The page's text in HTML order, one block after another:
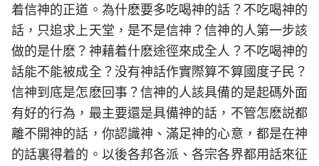
着信神的正道。為什麽要多吃喝神的話？不吃喝神的
話，只追求上天堂，是不是信神？信神的人第一步該
做的是什麽？神藉着什麽途徑來成全人？不吃喝神的
話能不能被成全？没有神話作實際算不算國度子民？
信神到底是怎麽回事？信神的人該具備的是起碼外面
有好的行為，最主要還是具備神的話，不管怎麽説都
離不開神的話，你認識神、滿足神的心意，都是在神
的話裏得着的。以後各邦各派、各宗各界都用話來征